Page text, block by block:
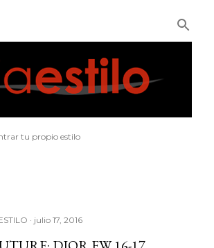
tu propio estilo
julio 17, 2016